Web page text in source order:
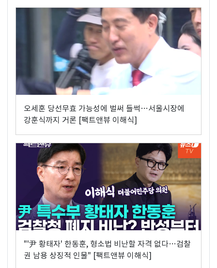
오세훈 당선무효 가능성에 벌써 들썩…서울시장에
강훈식까지 거론 [팩트앤뷰 이해식]
"'尹 황태자' 한동훈, 형소법 비난할 자격 없다…검찰
권 남용 상징적 인물" [팩트앤뷰 이해식]